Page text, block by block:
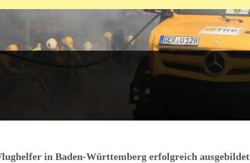
in Baden-Würt­tem­berg erfolg­reich ausgebildet